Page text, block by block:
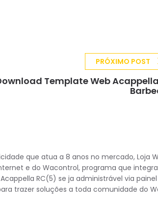
PRÓXIMO POST
Template Web Acappella
que atua a 8 anos no mercado, Loja
e do Wacontrol, programa que integra
RC(5) se ja administrável via painel
trazer soluções a toda comunidade do